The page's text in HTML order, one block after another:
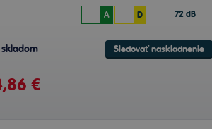
A D 72 dB
Sledovať naskladnenie
€